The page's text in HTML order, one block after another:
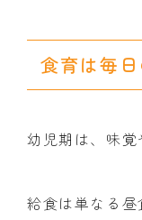
食育は毎
幼児期は、味覚
給食は単なる